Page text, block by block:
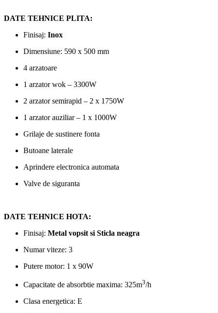
DATE TEHNICE PLITA:
Finisaj: Inox
Dimensiune: 590 x 500 mm
4 arzatoare
1 arzator wok – 3300W
2 arzator semirapid – 2 x 1750W
1 arzator auziliar – 1 x 1000W
Grilaje de sustinere fonta
Butoane laterale
Aprindere electronica automata
Valve de siguranta
DATE TEHNICE HOTA:
Finisaj: Metal vopsit si Sticla neagra
Numar viteze: 3
Putere motor: 1 x 90W
Capacitate de absorbtie maxima: 325m3/h
Clasa energetica: E